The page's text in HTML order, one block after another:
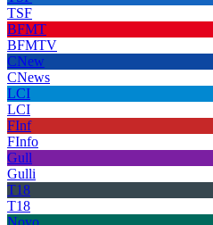
TSF
BFMT
BFMTV
CNew
CNews
LCI
LCI
FInf
FInfo
Gull
Gulli
T18
T18